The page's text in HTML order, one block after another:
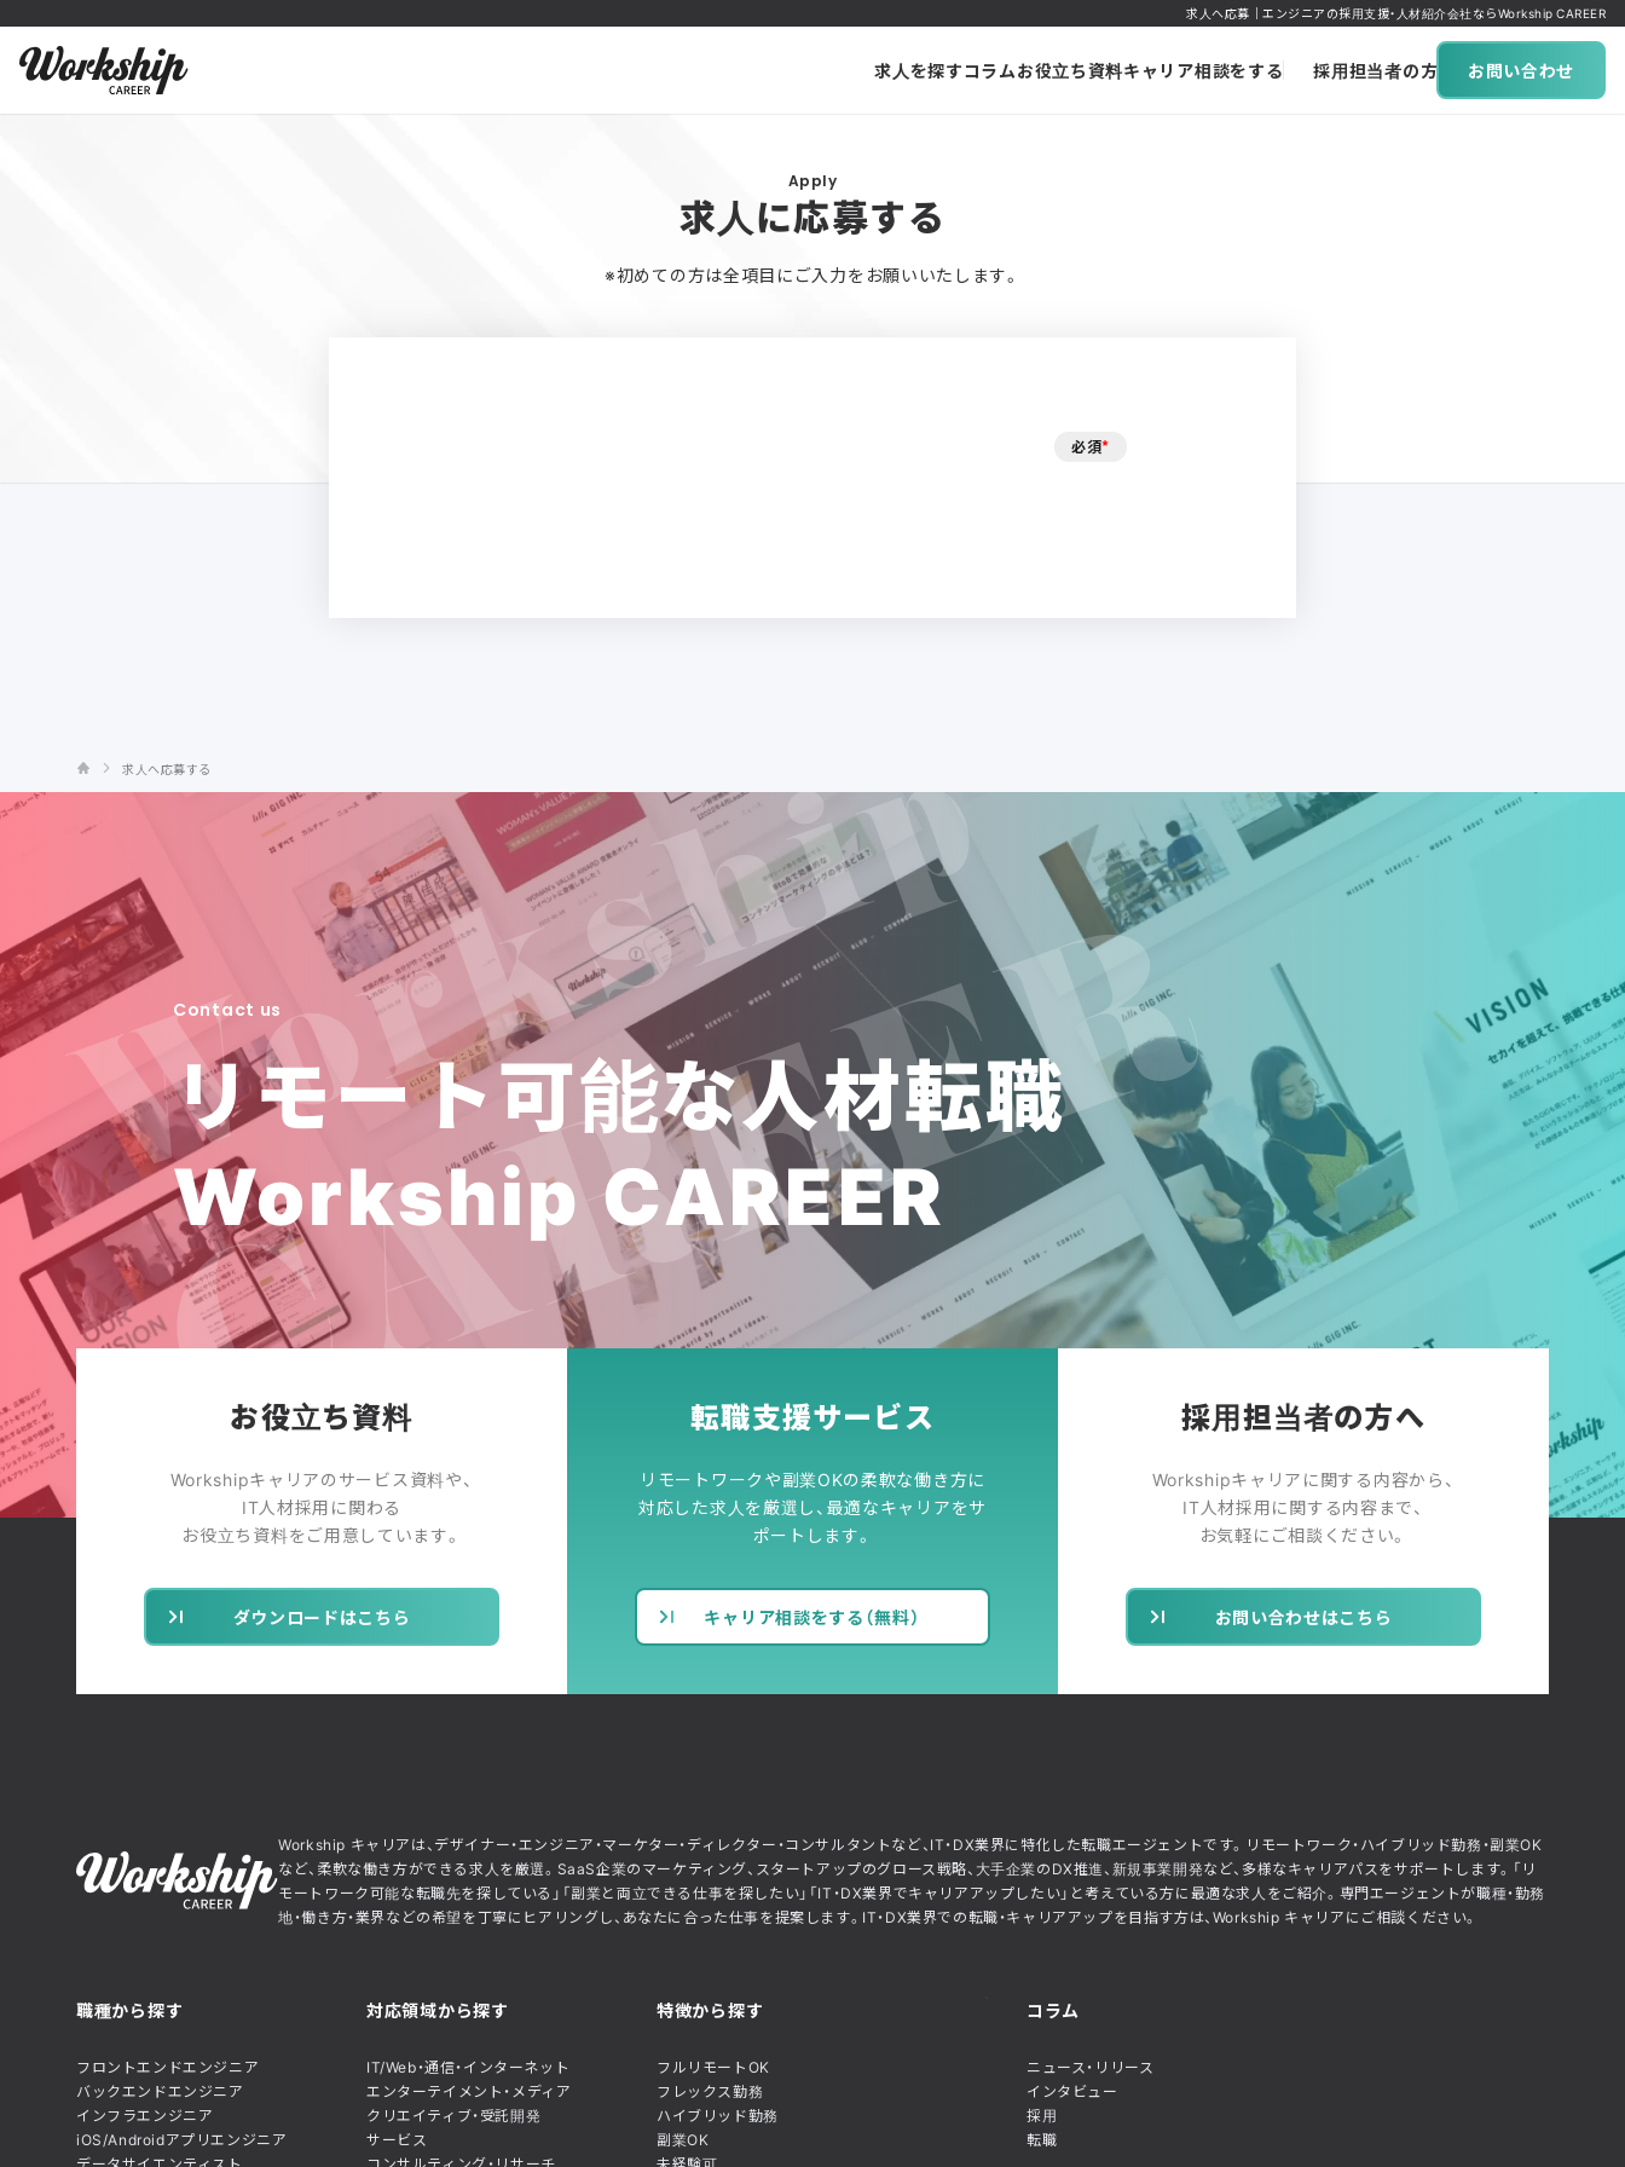
求人へ応募｜エンジニアの採用支援・人材紹介会社ならWorkship CAREER
求人を探すコラムお役立ち資料キャリア相談をする 採用担当者の方へ お問い合わせ
Apply
求人に応募する
※初めての方は全項目にご入力をお願いいたします。
必須*
求人へ応募する
Contact us
リモート可能な人材転職
Workship CAREER
お役立ち資料
Workshipキャリアのサービス資料や、
IT人材採用に関わる
お役立ち資料をご用意しています。
ダウンロードはこちら
転職支援サービス
リモートワークや副業OKの柔軟な働き方に
対応した求人を厳選し、最適なキャリアをサ
ポートします。
キャリア相談をする（無料）
採用担当者の方へ
Workshipキャリアに関する内容から、
IT人材採用に関する内容まで、
お気軽にご相談ください。
お問い合わせはこちら
Workship キャリアは、デザイナー・エンジニア・マーケター・ディレクター・コンサルタントなど、IT・DX業界に特化した転職エージェントです。リモートワーク・ハイブリッド勤務・副業OK
など、柔軟な働き方ができる求人を厳選。SaaS企業のマーケティング、スタートアップのグロース戦略、大手企業のDX推進、新規事業開発など、多様なキャリアパスをサポートします。「リ
モートワーク可能な転職先を探している」「副業と両立できる仕事を探したい」「IT・DX業界でキャリアアップしたい」と考えている方に最適な求人をご紹介。専門エージェントが職種・勤務
地・働き方・業界などの希望を丁寧にヒアリングし、あなたに合った仕事を提案します。IT・DX業界での転職・キャリアアップを目指す方は、Workship キャリアにご相談ください。
職種から探す
フロントエンドエンジニア
バックエンドエンジニア
インフラエンジニア
iOS/Androidアプリエンジニア
対応領域から探す
IT/Web・通信・インターネット
エンターテイメント・メディア
クリエイティブ・受託開発
サービス
特徴から探す
フルリモートOK
フレックス勤務
ハイブリッド勤務
副業OK
コラム
ニュース・リリース
インタビュー
採用
転職